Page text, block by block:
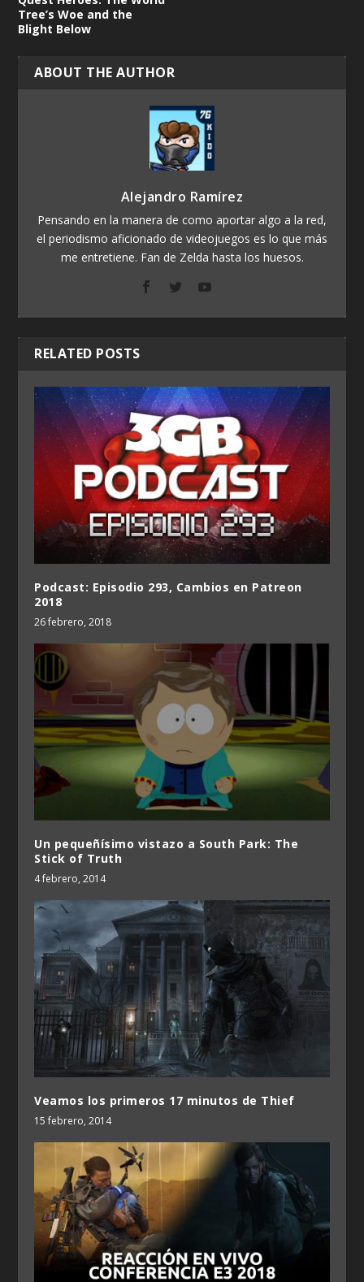
Tree’s Woe and the
Blight Below
ABOUT THE AUTHOR
Alejandro Ramírez
Pensando en la manera de como aportar algo a la red,
el periodismo aficionado de videojuegos es lo que más
me entretiene. Fan de Zelda hasta los huesos.
RELATED POSTS
Podcast: Episodio 293, Cambios en Patreon
2018
26 febrero, 2018
Un pequeñísimo vistazo a South Park: The
Stick of Truth
4 febrero, 2014
Veamos los primeros 17 minutos de Thief
15 febrero, 2014